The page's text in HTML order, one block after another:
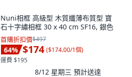
Nuni相框 高級型 木質纖薄布質型 寶
石十字繡相框 30 x 40 cm SF16, 銀色
首購折扣價$497
64% $174 ($174.00/1個)
運費 $195
8/12 星期三 預計送達